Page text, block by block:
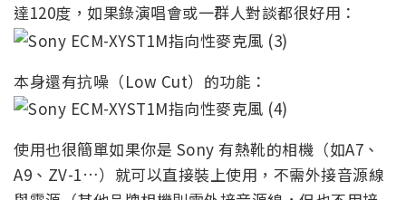
達120度，如果錄演唱會或一群人對談都很好用：
本身還有抗噪（Low Cut）的功能：
使用也很簡單如果你是 Sony 有熱靴的相機（如A7、
A9、ZV-1…）就可以直接裝上使用，不需外接音源線